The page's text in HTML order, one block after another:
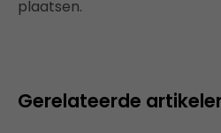
plaatsen.
Gerelateerde